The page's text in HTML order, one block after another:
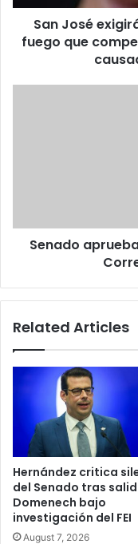
fuego
compensen
San José
fuego que
Eliezer
RamosSenado
Related Articles
Hernández critica
del Senado tras
Domenech bajo
investigación del FEI
August 7, 2026